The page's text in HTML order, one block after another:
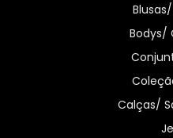
Bodys/
Calças/